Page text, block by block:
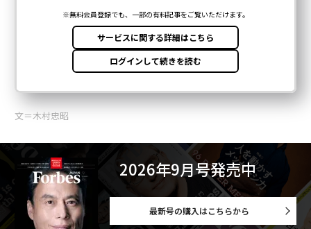
文＝木村忠昭
2026年9月号発売中
最新号の購入はこちらから